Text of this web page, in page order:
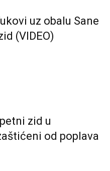
uz obalu Sane
(VIDEO)
zid u
od poplava